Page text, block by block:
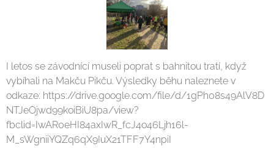
I letos se závodnící museli poprat s bahnitou tratí, když
vybíhali na Makču Pikču. Výsledky běhu naleznete v
odkaze: https://drive.google.com/file/d/1gPh08s49AlV8D
NTJeOjwd99koiBiU8pa/view?
fbclid=IwAR0eHI84axIwR_fcJ4o46Ljh16l-
M_sWgniiYQZq6qX9IuX21TFF7Y4npiI